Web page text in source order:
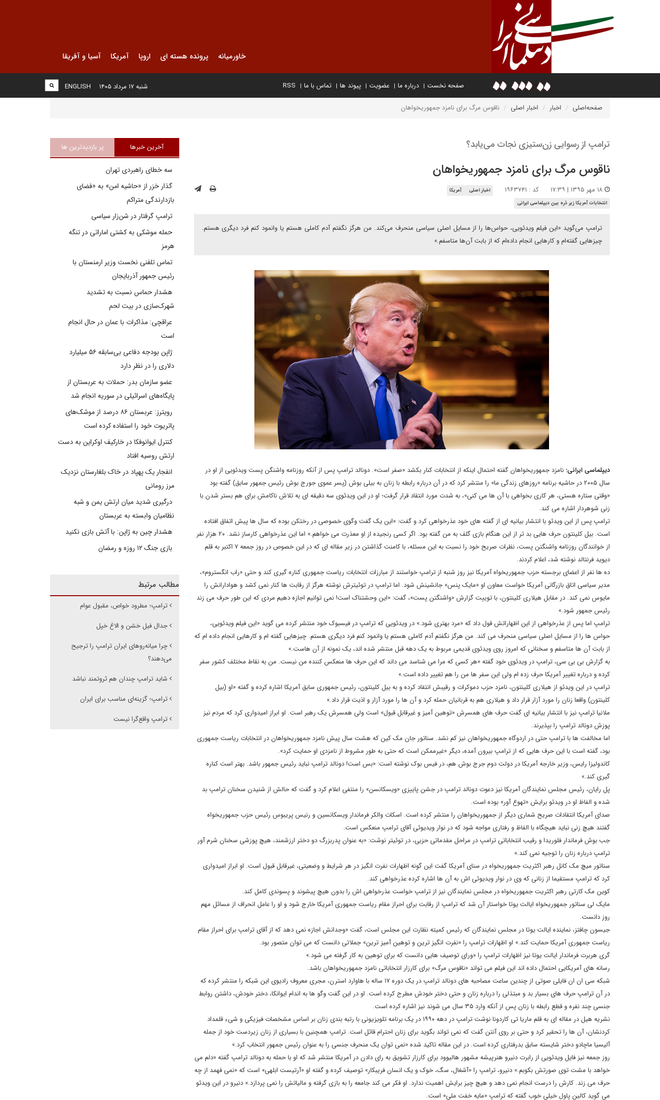
خاورمیانه پرونده هسته ای اروپا آمریکا آسیا و آفریقا
صفحه نخست درباره ما عضویت پیوند ها تماس با ما RSS
ENGLISH شنبه ۱۷ مرداد ۱۴۰۵
صفحه‌اصلی اخبار اخبار اصلی ناقوس مرگ برای نامزد جمهوریخواهان
ترامپ از رسوایی زن‌ستیزی نجات می‌یابد؟
ناقوس مرگ برای نامزد جمهوریخواهان
کد : ۱۹۶۳۷۴۱ اخبار اصلی
آمریکا
انتخابات آمریکا زیر ذره بین دیپلماسی ایرانی
ترامپ می‌گوید «این فیلم ویدئویی، حواس‌ها را از مسایل اصلی سیاسی منحرف می‌کند. من هرگز نگفتم آدم کاملی هستم یا وانمود کنم فرد دیگری هستم.
چیزهایی گفته‌ام و کارهایی انجام داده‌ام که از بابت آن‌ها متاسفم.»
دیپلماسی ایرانی: نامزد جمهوریخواهان گفته احتمال اینکه از انتخابات کنار بکشد «صفر است». دونالد ترامپ پس از آنکه روزنامه واشنگن پست ویدئویی از او در
سال ۲۰۰۵ در حاشیه برنامه «روزهای زندگی ما» را منتشر کرد که در آن درباره رابطه با زنان به بیلی بوش (پسر عموی جورج بوش رئیس جمهور سابق) گفته بود
«وقتی ستاره هستی، هر کاری بخواهی با آن ها می کنی»، به شدت مورد انتقاد قرار گرفت؛ او در این ویدئوی سه دقیقه ای به تلاش ناکامش برای هم بستر شدن با
زنی شوهردار اشاره می کند.
ترامپ پس از این ویدئو با انتشار بیانیه ای از گفته های خود عذرخواهی کرد و گفت: «این یک گفت وگوی خصوصی در رختکن بوده که سال ها پیش اتفاق افتاده
است. بیل کلینتون حرف هایی بد تر از این هنگام بازی گلف به من گفته بود. اگر کسی رنجیده از او معذرت می خواهم.» اما این عذرخواهی کارساز نشد. ۲۰ هزار نفر
از خوانندگان روزنامه واشنگتن پست، نظرات صریح خود را نسبت به این مسئله، با کامنت گذاشتن در زیر مقاله ای که در این خصوص در روز جمعه ٧ اکتبر به قلم
دیوید فرنتالد نوشته شد، اعلام کردند.
ده ها نفر از اعضای برجسته حزب جمهوریخواه آمریکا نیز روز شنبه از ترامپ خواستند از مبارزات انتخابات ریاست جمهوری کناره گیری کند و حتی «راب انگستروم»،
مدیر سیاسی اتاق بازرگانی آمریکا خواست معاون او «مایک پنس» جانشینش شود. اما ترامپ در توئیترش نوشته هرگز از رقابت ها کنار نمی کشد و هوادارانش را
مایوس نمی کند. در مقابل هیلاری کلینتون، با توییت گزارش «واشنگتن پست»، گفت: «این وحشتناک است! نمی توانیم اجازه دهیم مردی که این طور حرف می زند
رئیس جمهور شود.»
ترامپ اما پس از عذرخواهی از این اظهاراتش قول داد که «مرد بهتری شود.» در ویدئویی که ترامپ در فیسبوک خود منتشر کرده می گوید «این فیلم ویدئویی،
حواس ها را از مسایل اصلی سیاسی منحرف می کند. من هرگز نگفتم آدم کاملی هستم یا وانمود کنم فرد دیگری هستم. چیزهایی گفته ام و کارهایی انجام داده ام که
از بابت آن ها متاسفم و سخنانی که امروز روی ویدئوی قدیمی مربوط به یک دهه قبل منتشر شده اند، یک نمونه از آن هاست.»
به گزارش بی بی سی، ترامپ در ویدئوی خود گفته «هر کسی که مرا می شناسد می داند که این حرف ها منعکس کننده من نیست. من به نقاط مختلف کشور سفر
کرده و درباره تغییر آمریکا حرف زده ام ولی این سفر ها من را هم تغییر داده است.»
ترامپ در این ویدئو از هیلاری کلینتون، نامزد حزب دموکرات و رقیبش انتقاد کرده و به بیل کلینتون، رئیس جمهوری سابق آمریکا اشاره کرده و گفته «او (بیل
کلینتون) واقعا زنان را مورد آزار قرار داد و هیلاری هم به قربانیان حمله کرد و آن ها را مورد آزار و اذیت قرار داد.»
ملانیا ترامپ نیز با انتشار بیانیه ای گفت حرف های همسرش «توهین آمیز و غیرقابل قبول» است ولی همسرش یک رهبر است. او ابراز امیدواری کرد که مردم نیز
پوزش دونالد ترامپ را بپذیرند.
اما مخالفت ها با ترامپ حتی در اردوگاه جمهوریخواهان نیز کم نشد. سناتور جان مک کین که هشت سال پیش نامزد جمهوریخواهان در انتخابات ریاست جمهوری
بود، گفته است با این حرف هایی که از ترامپ بیرون آمده، دیگر «غیرممکن است که حتی به طور مشروط از نامزدی او حمایت کرد».
کاندولیزا رایس، وزیر خارجه آمریکا در دولت دوم جرج بوش هم، در فیس بوک نوشته است: «بس است! دونالد ترامپ نباید رئیس جمهور باشد. بهتر است کناره
گیری کند.»
پل رایان، رئیس مجلس نمایندگان آمریکا نیز دعوت دونالد ترامپ در جشن پاییزی «ویسکانسن» را منتفی اعلام کرد و گفت که حالش از شنیدن سخنان ترامپ بد
شده و الفاظ او در ویدئو برایش «تهوع آور» بوده است.
صدای آمریکا انتقادات صریح شماری دیگر از جمهوریخواهان را منتشر کرده است. اسکات والکر فرماندار ویسکانسین و رنیس پریبوس رئیس حزب جمهوریخواه
گفتند هیچ زنی نباید هیچگاه با الفاظ و رفتاری مواجه شود که در نوار ویدیوئی آقای ترامپ منعکس است.
جب بوش فرماندار فلوریدا و رقیب انتخاباتی ترامپ در مراحل مقدماتی حزبی، در توئیتر نوشت: «به عنوان پدربزرگ دو دختر ارزشمند، هیچ پوزشی سخنان شرم آور
ترامپ درباره زنان را توجیه نمی کند.»
سناتور میچ مک کانل رهبر اکثریت جمهوریخواه در سنای آمریکا گفت این گونه اظهارات نفرت انگیز در هر شرایط و وضعیتی، غیرقابل قبول است. او ابراز امیدواری
کرد که ترامپ مستقیما از زنانی که وی در نوار ویدیوئی اش به آن ها اشاره کرده عذرخواهی کند.
کوین مک کارتی رهبر اکثریت جمهوریخواه در مجلس نمایندگان نیز از ترامپ خواست عذرخواهی اش را بدون هیچ پیشوند و پسوندی کامل کند.
مایک لی سناتور جمهوریخواه ایالت یوتا خواستار آن شد که ترامپ از رقابت برای احراز مقام ریاست جمهوری آمریکا خارج شود و او را عامل انحراف از مسائل مهم
روز دانست.
جیسون چافتز، نماینده ایالت یوتا در مجلس نمایندگان که رئیس کمیته نظارت این مجلس است، گفت «وجدانش اجازه نمی دهد که از آقای ترامپ برای احراز مقام
ریاست جمهوری آمریکا حمایت کند.» او اظهارات ترامپ را «نفرت انگیز ترین و توهین آمیز ترین» جملاتی دانست که می توان متصور بود.
گری هربرت فرماندار ایالت یوتا نیز اظهارات ترامپ را «ورای توصیف هایی دانست که برای توهین به کار گرفته می شود.»
رسانه های آمریکایی احتمال داده اند این فیلم می تواند «ناقوس مرگ» برای کارزار انتخاباتی نامزد جمهوریخواهان باشد.
شبکه سی ان ان فایلی صوتی از چندین ساعت مصاحبه های دونالد ترامپ در یک دوره ۱۷ ساله با هاوارد استرن، مجری معروف رادیوی این شبکه را منتشر کرده که
در آن ترامپ حرف های بسیار بد و مبتذلی را درباره زنان و حتی دختر خودش مطرح کرده است. او در این گفت وگو ها به اندام ایوانکا، دختر خودش، داشتن روابط
جنسی چند نفره و قطع رابطه با زنان پس از آنکه وارد ۳۵ سال می شوند نیز اشاره کرده است.
نشریه هیل در مقاله ای به قلم ماریا تی کاردونا نوشت ترامپ در دهه ۱۹۹۰ در یک برنامه تلویزیونی با رتبه بندی زنان بر اساس مشخصات فیزیکی و شیء قلمداد
کردنشان، آن ها را تحقیر کرد و حتی بر روی آنتن گفت که نمی تواند بگوید برای زنان احترام قائل است. ترامپ همچنین با بسیاری از زنان زیردست خود از جمله
آلیسیا ماچادو دختر شایسته سابق بدرفتاری کرده است. در این مقاله تاکید شده «نمی توان یک منحرف جنسی را به عنوان رئیس جمهور انتخاب کرد.»
روز جمعه نیز فایل ویدئویی از رابرت دنیرو هنرپیشه مشهور هالیوود برای کارزار تشویق به رای دادن در آمریکا منتشر شد که او با حمله به دونالد ترامپ گفته «دلم می
خواهد با مشت توی صورتش بکوبم.» دنیرو، ترامپ را «آشغال، سگ، خوک و یک انسان فریبکار» توصیف کرده و گفته او «آرتیست ابلهی» است که «نمی فهمد از چه
حرف می زند. کارش را درست انجام نمی دهد و هیچ چیز برایش اهمیت ندارد. او فکر می کند جامعه را به بازی گرفته و مالیاتش را نمی پردازد.» دنیرو در این ویدئو
می گوید کالین پاول خیلی خوب گفته که ترامپ «مایه خفت ملی» است.
آخرین خبرها پر بازدیدترین ها
سه خطای راهبردی تهران
گذار خزر از «حاشیه امن» به «فضای
بازدارندگی متراکم
ترامپ گرفتار در شن‌زار سیاسی
حمله موشکی به کشتی اماراتی در تنگه
هرمز
تماس تلفنی نخست وزیر ارمنستان با
رئیس جمهور آذربایجان
هشدار حماس نسبت به تشدید
شهرک‌سازی در بیت‌ لحم
عراقچی: مذاکرات با عمان در حال انجام
است
ژاپن بودجه دفاعی بی‌سابقه ۵۶ میلیارد
دلاری را در نظر دارد
عضو سازمان بدر: حملات به عربستان از
پایگاه‌های اسرائیلی در سوریه انجام شد
رویترز: عربستان ۸۶ درصد از موشک‌های
پاتریوت خود را استفاده کرده است
کنترل ایوانوفکا در خارکیف اوکراین به دست
ارتش روسیه افتاد
انفجار یک پهپاد در خاک بلغارستان نزدیک
مرز رومانی
درگیری شدید میان ارتش یمن و شبه
نظامیان وابسته به عربستان
هشدار چین به ژاپن: با آتش بازی نکنید
بازی جنگ ۱۲ روزه و رمضان
مطالب مرتبط
ترامپ؛ مطرود خواص، مقبول عوام
جدال فیل خشن و الاغ خپل
چرا میانه‌روهای ایران ترامپ را ترجیح
می‌دهند؟
شاید ترامپ چندان هم ثروتمند نباشد
ترامپ؛ گزینه‌ای مناسب برای ایران
ترامپ واقع‌گرا نیست